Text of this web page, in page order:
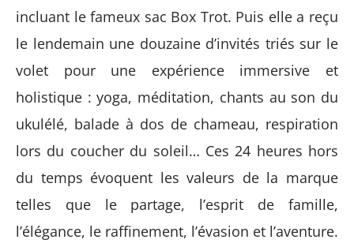
incluant le fameux sac Box Trot. Puis elle a reçu
le lendemain une douzaine d’invités triés sur le
volet pour une expérience immersive et
holistique : yoga, méditation, chants au son du
ukulélé, balade à dos de chameau, respiration
lors du coucher du soleil… Ces 24 heures hors
du temps évoquent les valeurs de la marque
telles que le partage, l’esprit de famille,
l’élégance, le raffinement, l’évasion et l’aventure.